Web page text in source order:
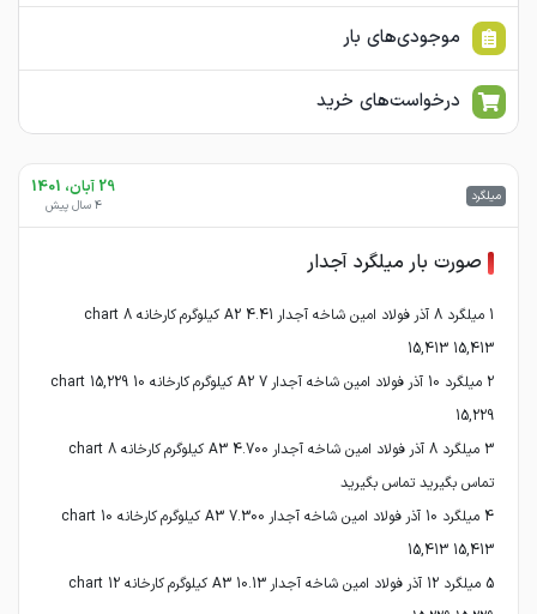
موجودی‌های بار
درخواست‌های خرید
میلگرد 29 آبان، 1401
4 سال پیش
صورت بار میلگرد آجدار
1 میلگرد 8 آذر فولاد امین شاخه آجدار A2 4.41 کیلوگرم کارخانه 8 chart
2 میلگرد 10 آذر فولاد امین شاخه آجدار A2 7 کیلوگرم کارخانه 10 chart 15,229
3 میلگرد 8 آذر فولاد امین شاخه آجدار A3 4.700 کیلوگرم کارخانه 8 chart
4 میلگرد 10 آذر فولاد امین شاخه آجدار A3 7.300 کیلوگرم کارخانه 10 chart
5 میلگرد 12 آذر فولاد امین شاخه آجدار A3 10.13 کیلوگرم کارخانه 12 chart